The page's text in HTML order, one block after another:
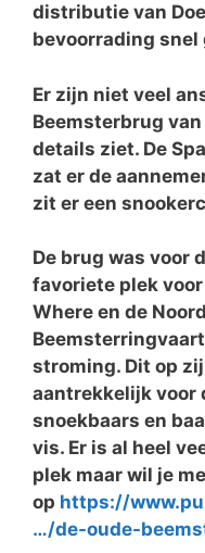
distributie van
bevoorrading snel
Er zijn niet veel
Beemsterbrug
details ziet. De
zat er de
zit er een
De brug was voor
favoriete plek
Where en de
stroming. Dit op
aantrekkelijk voor
snoekbaars en
vis. Er is al heel
plek maar wil je
op https://
…/de-oude-